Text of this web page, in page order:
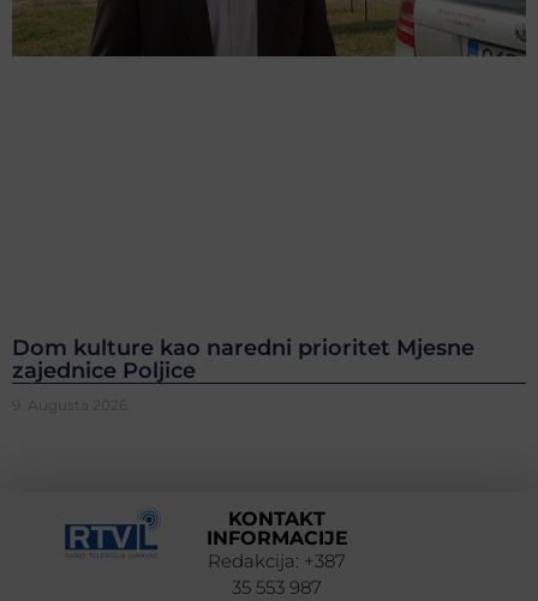
Dom kulture kao naredni prioritet Mjesne
zajednice Poljice
9. Augusta 2026.
KONTAKT
INFORMACIJE
Redakcija: +387
35 553 987